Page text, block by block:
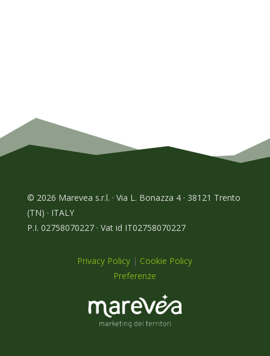
© 2026 Marevea s.r.l. · Via L. Bonazza 4 · 38121 Trento
(TN) · ITALY
P.I. 02758070227 · Vat id IT02758070227
Privacy Policy | Cookie Policy
Preferenze